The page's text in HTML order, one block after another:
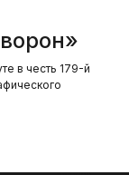
в честь 179-й